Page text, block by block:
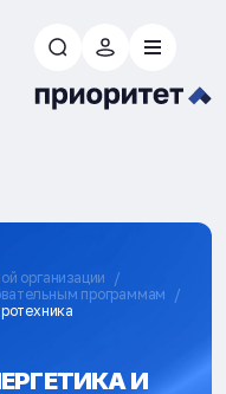
организации
программам
И